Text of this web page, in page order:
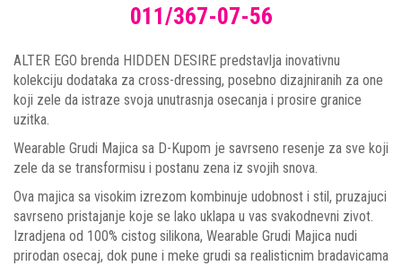
011/367-07-56
ALTER EGO brenda HIDDEN DESIRE predstavlja inovativnu
kolekciju dodataka za cross-dressing, posebno dizajniranih za one
koji zele da istraze svoja unutrasnja osecanja i prosire granice
uzitka.
Wearable Grudi Majica sa D-Kupom je savrseno resenje za sve koji
zele da se transformisu i postanu zena iz svojih snova.
Ova majica sa visokim izrezom kombinuje udobnost i stil, pruzajuci
savrseno pristajanje koje se lako uklapa u vas svakodnevni zivot.
Izradjena od 100% cistog silikona, Wearable Grudi Majica nudi
prirodan osecaj, dok pune i meke grudi sa realisticnim bradavicama